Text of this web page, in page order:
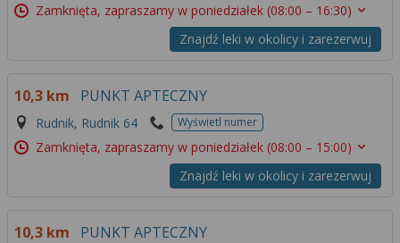
Zamknięta, zapraszamy w poniedziałek (08:00 – 16:30)
Znajdź leki w okolicy i zarezerwuj
10,3 km PUNKT APTECZNY
Rudnik, Rudnik 64 Wyświetl numer
Zamknięta, zapraszamy w poniedziałek (08:00 – 15:00)
Znajdź leki w okolicy i zarezerwuj
10,3 km PUNKT APTECZNY